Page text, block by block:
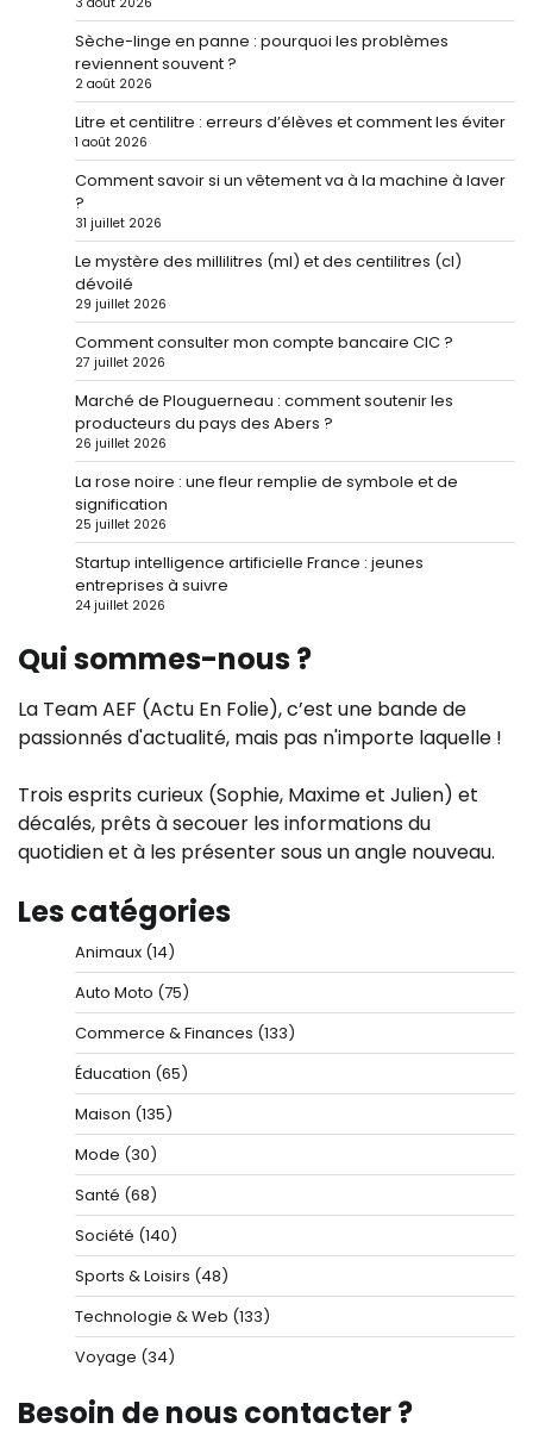
Sèche-linge en panne : pourquoi les problèmes
reviennent souvent ?
2 août 2026
Litre et centilitre : erreurs d’élèves et comment les éviter
1 août 2026
Comment savoir si un vêtement va à la machine à laver
?
31 juillet 2026
Le mystère des millilitres (ml) et des centilitres (cl)
dévoilé
29 juillet 2026
Comment consulter mon compte bancaire CIC ?
27 juillet 2026
Marché de Plouguerneau : comment soutenir les
producteurs du pays des Abers ?
26 juillet 2026
La rose noire : une fleur remplie de symbole et de
signification
25 juillet 2026
Startup intelligence artificielle France : jeunes
entreprises à suivre
24 juillet 2026
Qui sommes-nous ?
La Team AEF (Actu En Folie), c’est une bande de
passionnés d'actualité, mais pas n'importe laquelle !
Trois esprits curieux (Sophie, Maxime et Julien) et
décalés, prêts à secouer les informations du
quotidien et à les présenter sous un angle nouveau.
Les catégories
Animaux (14)
Auto Moto (75)
Commerce & Finances (133)
Éducation (65)
Maison (135)
Mode (30)
Santé (68)
Société (140)
Sports & Loisirs (48)
Technologie & Web (133)
Voyage (34)
Besoin de nous contacter ?